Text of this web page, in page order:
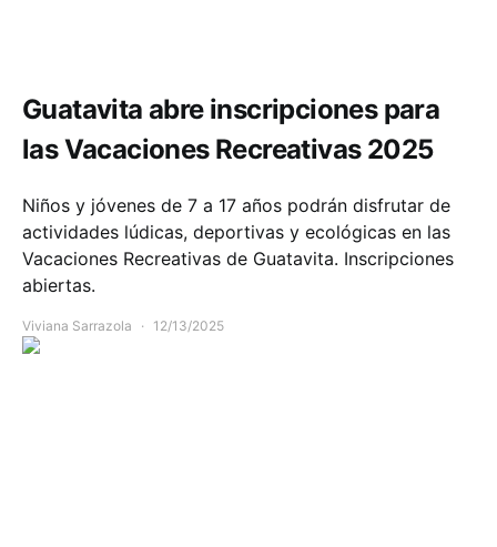
Guatavita abre inscripciones para
las Vacaciones Recreativas 2025
Niños y jóvenes de 7 a 17 años podrán disfrutar de
actividades lúdicas, deportivas y ecológicas en las
Vacaciones Recreativas de Guatavita. Inscripciones
abiertas.
Viviana Sarrazola 12/13/2025